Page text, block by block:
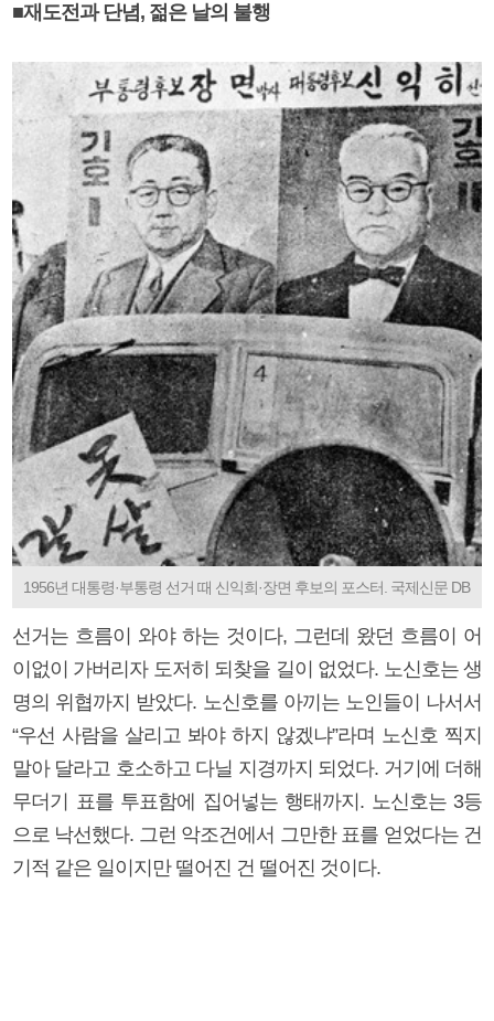
■재도전과 단념, 젊은 날의 불행
1956년 대통령·부통령 선거 때 신익희·장면 후보의 포스터. 국제신문 DB
선거는 흐름이 와야 하는 것이다, 그런데 왔던 흐름이 어
이없이 가버리자 도저히 되찾을 길이 없었다. 노신호는 생
명의 위협까지 받았다. 노신호를 아끼는 노인들이 나서서
“우선 사람을 살리고 봐야 하지 않겠냐”라며 노신호 찍지
말아 달라고 호소하고 다닐 지경까지 되었다. 거기에 더해
무더기 표를 투표함에 집어넣는 행태까지. 노신호는 3등
으로 낙선했다. 그런 악조건에서 그만한 표를 얻었다는 건
기적 같은 일이지만 떨어진 건 떨어진 것이다.